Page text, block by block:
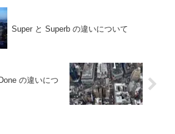
Super と Superb の違いについて
の違いにつ